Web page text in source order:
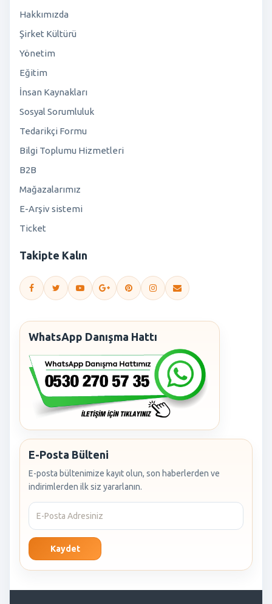
Hakkımızda
Şirket Kültürü
Yönetim
Eğitim
İnsan Kaynakları
Sosyal Sorumluluk
Tedarikçi Formu
Bilgi Toplumu Hizmetleri
B2B
Mağazalarımız
E-Arşiv sistemi
Ticket
Takipte Kalın
WhatsApp Danışma Hattı
E-Posta Bülteni
E-posta bültenimize kayıt olun, son haberlerden ve
indirimlerden ilk siz yararlanın.
Kaydet